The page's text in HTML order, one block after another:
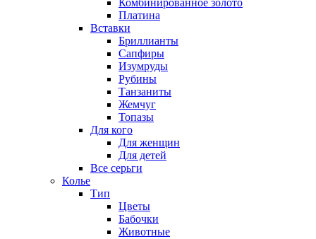
Комбинированное золото
Платина
Вставки
Бриллианты
Сапфиры
Изумруды
Рубины
Танзаниты
Жемчуг
Топазы
Для кого
Для женщин
Для детей
Все серьги
Колье
Тип
Цветы
Бабочки
Животные